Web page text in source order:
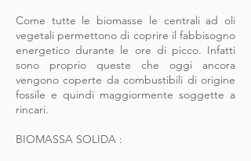
Come tutte le biomasse le centrali ad oli
vegetali permettono di coprire il fabbisogno
energetico durante le ore di picco. Infatti
sono proprio queste che oggi ancora
vengono coperte da combustibili di origine
fossile e quindi maggiormente soggette a
rincari.
BIOMASSA SOLIDA :